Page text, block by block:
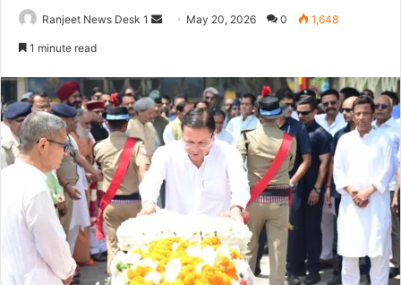
Ranjeet News Desk 1
a
n
e
m
a
i
l
May 20, 2026 0 1,648
1 minute read